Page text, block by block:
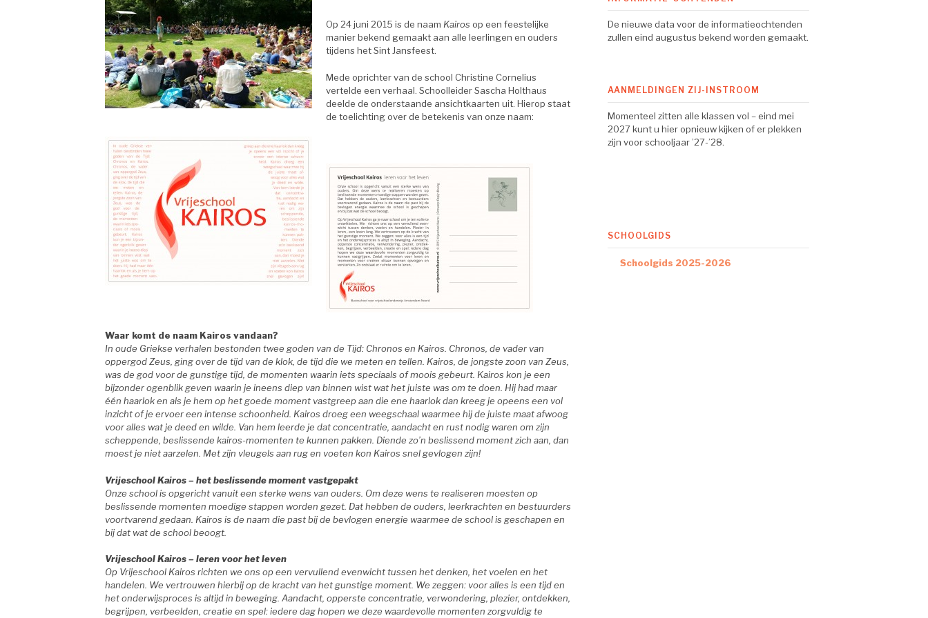
Op 24 juni 2015 is de naam Kairos op een feestelijke
manier bekend gemaakt aan alle leerlingen en ouders
tijdens het Sint Jansfeest.
Mede oprichter van de school Christine Cornelius
vertelde een verhaal. Schoolleider Sascha Holthaus
deelde de onderstaande ansichtkaarten uit. Hierop staat
de toelichting over de betekenis van onze naam:
Waar komt de naam Kairos vandaan?
In oude Griekse verhalen bestonden twee goden van de Tijd: Chronos en Kairos. Chronos, de vader van
oppergod Zeus, ging over de tijd van de klok, de tijd die we meten en tellen. Kairos, de jongste zoon van Zeus,
was de god voor de gunstige tijd, de momenten waarin iets speciaals of moois gebeurt. Kairos kon je een
bijzonder ogenblik geven waarin je ineens diep van binnen wist wat het juiste was om te doen. Hij had maar
één haarlok en als je hem op het goede moment vastgreep aan die ene haarlok dan kreeg je opeens een vol
inzicht of je ervoer een intense schoonheid. Kairos droeg een weegschaal waarmee hij de juiste maat afwoog
voor alles wat je deed en wilde. Van hem leerde je dat concentratie, aandacht en rust nodig waren om zijn
scheppende, beslissende kairos-momenten te kunnen pakken. Diende zo’n beslissend moment zich aan, dan
moest je niet aarzelen. Met zijn vleugels aan rug en voeten kon Kairos snel gevlogen zijn!
Vrijeschool Kairos –het beslissende moment vastgepakt
Onze school is opgericht vanuit een sterke wens van ouders. Om deze wens te realiseren moesten op
beslissende momenten moedige stappen worden gezet. Dat hebben de ouders, leerkrachten en bestuurders
voortvarend gedaan. Kairos is de naam die past bij de bevlogen energie waarmee de school is geschapen en
bij dat wat de school beoogt.
Vrijeschool Kairos – leren voor het leven
Op Vrijeschool Kairos richten we ons op een vervullend evenwicht tussen het denken, het voelen en het
handelen. We vertrouwen hierbij op de kracht van het gunstige moment. We zeggen: voor alles is een tijd en
het onderwijsproces is altijd in beweging. Aandacht, opperste concentratie, verwondering, plezier, ontdekken,
begrijpen, verbeelden, creatie en spel: iedere dag hopen we deze waardevolle momenten zorgvuldig te
De nieuwe data voor de informatieochtenden
zullen eind augustus bekend worden gemaakt.
AANMELDINGEN ZIJ-INSTROOM
Momenteel zitten alle klassen vol – eind mei
2027 kunt u hier opnieuw kijken of er plekken
zijn voor schooljaar ’27-’28.
SCHOOLGIDS
Schoolgids 2025-2026